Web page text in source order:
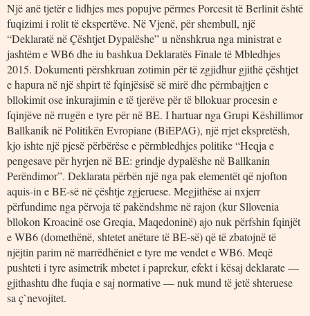
Një anë tjetër e lidhjes mes popujve përmes Porcesit të Berlinit është
fuqizimi i rolit të ekspertëve. Në Vjenë, për shembull, një
“Deklaratë në Çështjet Dypalëshe” u nënshkrua nga ministrat e
jashtëm e WB6 dhe iu bashkua Deklaratës Finale të Mbledhjes
2015. Dokumenti përshkruan zotimin për të zgjidhur gjithë çështjet
e hapura në një shpirt të fqinjësisë së mirë dhe përmbajtjen e
bllokimit ose inkurajimin e të tjerëve për të bllokuar procesin e
fqinjëve në rrugën e tyre për në BE. I hartuar nga Grupi Këshillimor
Ballkanik në Politikën Evropiane (BiEPAG), një rrjet ekspretësh,
kjo ishte një pjesë përbërëse e përmbledhjes politike “Heqja e
pengesave për hyrjen në BE: grindje dypalëshe në Ballkanin
Perëndimor”. Deklarata përbën një nga pak elementët që njofton
aquis-in e BE-së në çështje zgjeruese. Megjithëse ai nxjerr
përfundime nga përvoja të pakëndshme në rajon (kur Sllovenia
bllokon Kroacinë ose Greqia, Maqedoninë) ajo nuk përfshin fqinjët
e WB6 (domethënë, shtetet anëtare të BE-së) që të zbatojnë të
njëjtin parim në marrëdhëniet e tyre me vendet e WB6. Meqë
pushteti i tyre asimetrik mbetet i paprekur, efekt i kësaj deklarate —
gjithashtu dhe fuqia e saj normative — nuk mund të jetë shteruese
sa ç`nevojitet.